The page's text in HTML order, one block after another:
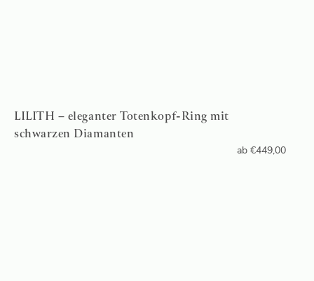
LILITH – eleganter Totenkopf-Ring mit
schwarzen Diamanten
ab €449,00